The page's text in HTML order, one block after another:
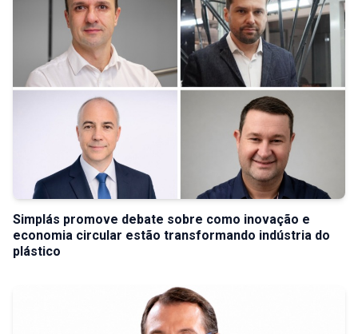
Simplás promove debate sobre como inovação e
economia circular estão transformando indústria do
plástico